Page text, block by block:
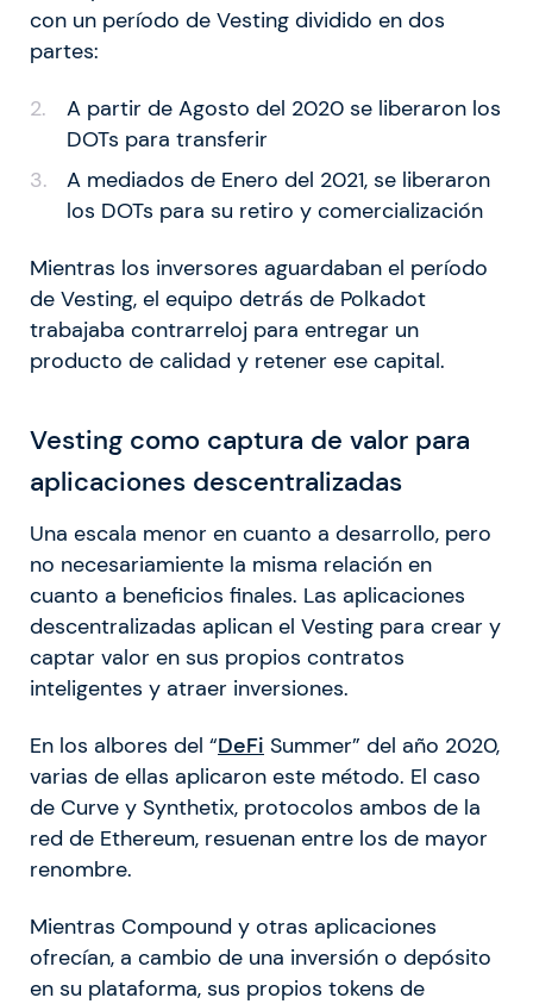
con un período de Vesting dividido en dos
partes:
A partir de Agosto del 2020 se liberaron los
DOTs para transferir
A mediados de Enero del 2021, se liberaron
los DOTs para su retiro y comercialización
Mientras los inversores aguardaban el período
de Vesting, el equipo detrás de Polkadot
trabajaba contrarreloj para entregar un
producto de calidad y retener ese capital.
Vesting como captura de valor para
aplicaciones descentralizadas
Una escala menor en cuanto a desarrollo, pero
no necesariamiente la misma relación en
cuanto a beneficios finales. Las aplicaciones
descentralizadas aplican el Vesting para crear y
captar valor en sus propios contratos
inteligentes y atraer inversiones.
En los albores del “DeFi Summer” del año 2020,
varias de ellas aplicaron este método. El caso
de Curve y Synthetix, protocolos ambos de la
red de Ethereum, resuenan entre los de mayor
renombre.
Mientras Compound y otras aplicaciones
ofrecían, a cambio de una inversión o depósito
en su plataforma, sus propios tokens de